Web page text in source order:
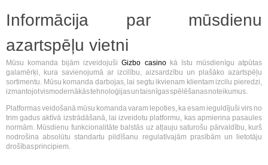
Informācija par mūsdienu
azartspēļu vietni
Mūsu komanda bijām izveidojušiGizbo casinokā īstu mūsdienīgu atpūtas
galamērķi, kura savienojumā ar izcilību, aizsardzību un plašāko azartspēļu
sortimentu. Mūsu komanda darbojas, lai segtu ikvienam klientam izcilu pieredzi,
izmantojot vismodernākās tehnoloģijas un taisnīgas spēlēšanas noteikumus.
Platformas veidošanā mūsu komanda varam lepoties, ka esam ieguldījuši virs no
trim gadus aktīvā izstrādāšanā, lai izveidotu platformu, kas apmierina pasaules
normām. Mūsdienu funkcionalitāte balstās uz atļauju saturošu pārvaldību, kurš
nodrošina absolūtu standartu pildīšanu regulatīvajām prasībām un lietotāju
drošības principiem.